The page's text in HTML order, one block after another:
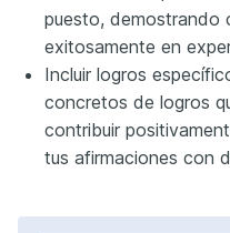
puesto, demostrando
exitosamente en
Incluir logros
concretos de logros
contribuir
tus afirmaciones con